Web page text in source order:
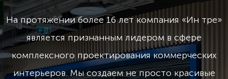
На протяжении более 16 лет компания «Ин тре»
является признанным лидером в сфере
комплексного проектирования коммерческих
интерьеров. Мы создаем не просто красивые